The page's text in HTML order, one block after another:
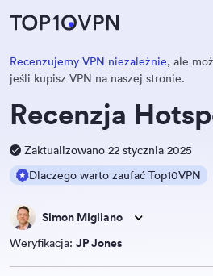
Recenzujemy VPN niezależnie, ale
jeśli kupisz VPN na naszej stronie.
Recenzja
Zaktualizowano 22 stycznia 2025
Dlaczego warto zaufać Top10VPN
Simon Migliano
Weryfikacja: JP Jones